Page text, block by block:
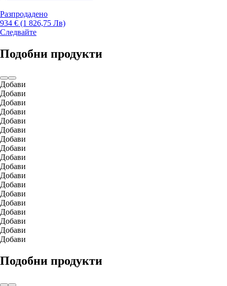
Разпродадено
934 € (1 826,75 Лв)
Следвайте
Подобни продукти
Добави
Добави
Добави
Добави
Добави
Добави
Добави
Добави
Добави
Добави
Добави
Добави
Добави
Добави
Добави
Добави
Добави
Добави
Подобни продукти